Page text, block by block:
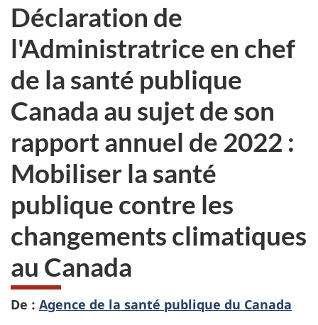
Déclaration de
l'Administratrice en chef
de la santé publique
Canada au sujet de son
rapport annuel de 2022 :
Mobiliser la santé
publique contre les
changements climatiques
au Canada
De : Agence de la santé publique du Canada